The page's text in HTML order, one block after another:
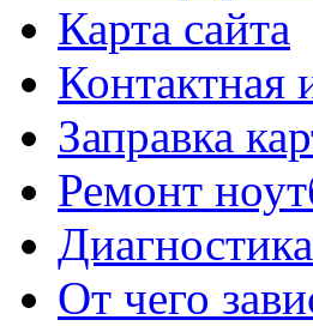
Карта сайта
Контактная
Заправка
Ремонт
От чего